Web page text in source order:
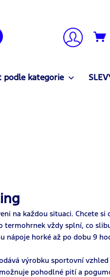
podle kategorie
na každou situaci. Chcete si
termohrnek vždy splní, co
nápoje horké až po dobu 9
výrobku sportovní
pohodlné pití a